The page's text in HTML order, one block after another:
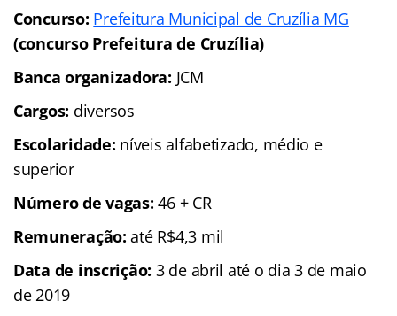
Concurso: Prefeitura Municipal de Cruzília MG
(concurso Prefeitura de Cruzília)
Banca organizadora: JCM
Cargos: diversos
Escolaridade: níveis alfabetizado, médio e
superior
Número de vagas: 46 + CR
Remuneração: até R$4,3 mil
Data de inscrição: 3 de abril até o dia 3 de maio
de 2019